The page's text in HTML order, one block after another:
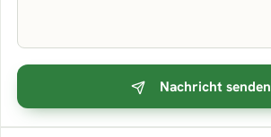
Nachricht senden